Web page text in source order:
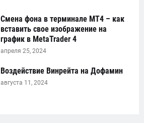
Смена фона в терминале MT4 – как
вставить свое изображение на
график в MetaTrader 4
апреля 25, 2024
Воздействие Винрейта на Дофамин
августа 11, 2024